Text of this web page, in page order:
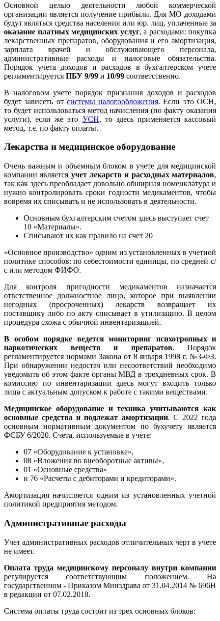
Основной целью деятельности любой коммерческой
организации является получение прибыли. Для МО доходами
будут являться средства населения или юр. лиц, уплаченные за
оказание платных медицинских услуг, а расходами: покупка
лекарственных препаратов, оборудования и его амортизация,
зарплата врачей и обслуживающего персонала,
административные расходы и налоговые обязательства.
Порядок учета доходов и расходов в бухгалтерском учете
регламентируется ПБУ 9/99 и 10/99 соответственно.
В налоговом учете порядок признания доходов и расходов
будет зависеть от системы налогообложения. Если это ОСН,
то будет использоваться метод начисления (по факту оказания
услуги), если же это УСН, то здесь применяется кассовый
метод, т.е. по факту оплаты.
Лекарства и медицинское оборудование
Очень важным и объемным блоком в учете для медицинской
компании является учет лекарств и расходных материалов,
так как здесь преобладает довольно обширная номенклатура и
нужно контролировать сроки годности медикаментов, чтобы
вовремя их списывать и не использовать в деятельности.
Основным бухгалтерским счетом здесь выступает счет
10 «Материалы».
Списывают их как правило на счет 20
«Основное производство» одним из установленных в учетной
политике способов: по себестоимости единицы, по средней с/
с или методом ФИФО.
Для контроля пригодности медикаментов назначается
ответственное должностное лицо, которое при выявлении
негодных (просроченных) лекарств возвращает их
поставщику либо по акту списывает в утилизацию. В целом
процедура схожа с обычной инвентаризацией.
В особом порядке ведется мониторинг психотропных и
наркотических веществ и препаратов. Порядок
регламентируется нормами Закона от 8 января 1998 г. №3-ФЗ.
При обнаружении недостач или несоответствий необходимо
уведомить об этом факте органы МВД в трехдневных срок. В
комиссию по инвентаризации здесь могут входить только
лица с актуальным допуском к работе с такими веществами.
Медицинское оборудование и техника учитываются как
основные средства и подлежат амортизации. С 2022 года
основным нормативным документом по бухучету является
ФСБУ 6/2020. Счета, используемые в учете:
07 «Оборудование к установке»,
08 «Вложения во внеоборотные активы»,
01 «Основные средства»
и 76 «Расчеты с дебиторами и кредиторами».
Амортизация начисляется одним из установленных учетной
политикой предприятия методом.
Административные расходы
Учет административных расходов отличительных черт в учете
не имеет.
Оплата труда медицинскому персоналу внутри компании
регулируется соответствующим положением. На
государственном - Приказом Минздрава от 31.04.2014 № 696Н
в редакции от 07.02.2018.
Система оплаты труда состоит из трех основных блоков: